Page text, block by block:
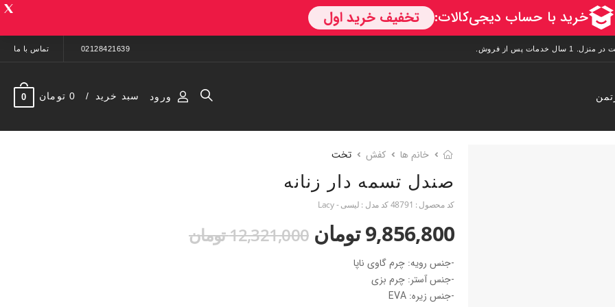
02128421639 تماس با ما
ورود سبد خرید 0 تومان 0
خانم ها کفش تخت
صندل تسمه‌ دار زنانه
کد محصول : 48791کد مدل : لیسی - Lacy
9,856,800 تومان 12,321,000 تومان
-جنس رویه: چرم گاوی ناپا
-جنس آستر: چرم بزی
-جنس زیره: EVA